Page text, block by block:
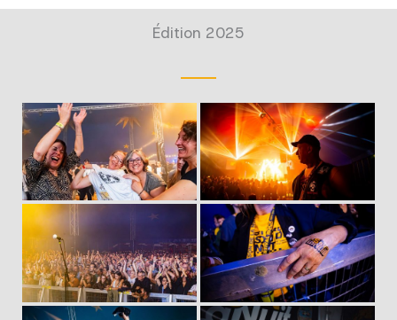
Édition 2025